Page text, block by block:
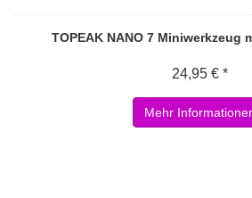
TOPEAK NANO 7 Miniwerkzeug
24,95 € *
Mehr